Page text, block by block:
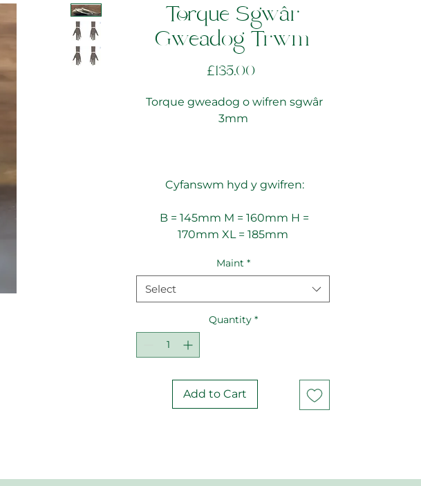
Torque Sgwâr
Gweadog Trwm
£135.00Price
Torque gweadog o wifren sgwâr
3mm
Cyfanswm hyd y gwifren:
B = 145mm M = 160mm H =
170mm XL = 185mm
Maint *
Select
Quantity *
Add to Cart